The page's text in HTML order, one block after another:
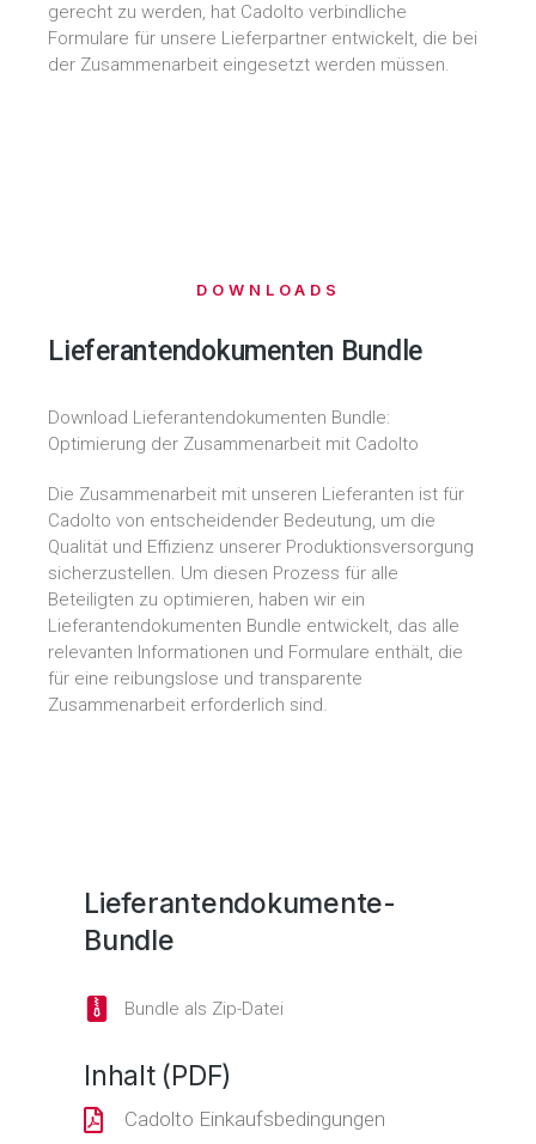
gerecht zu werden, hat Cadolto verbindliche
Formulare für unsere Lieferpartner entwickelt, die bei
der Zusammenarbeit eingesetzt werden müssen.
DOWNLOADS
Lieferantendokumenten Bundle
Download Lieferantendokumenten Bundle:
Optimierung der Zusammenarbeit mit Cadolto
Die Zusammenarbeit mit unseren Lieferanten ist für
Cadolto von entscheidender Bedeutung, um die
Qualität und Effizienz unserer Produktionsversorgung
sicherzustellen. Um diesen Prozess für alle
Beteiligten zu optimieren, haben wir ein
Lieferantendokumenten Bundle entwickelt, das alle
relevanten Informationen und Formulare enthält, die
für eine reibungslose und transparente
Zusammenarbeit erforderlich sind.
Lieferantendokumente-
Bundle
Bundle als Zip-Datei
Inhalt (PDF)
Cadolto Einkaufsbedingungen